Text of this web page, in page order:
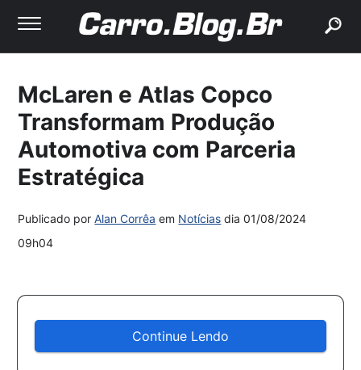
McLaren e Atlas Copco
Transformam Produção
Automotiva com Parceria
Estratégica
Publicado porAlan Corrêa em Notícias dia01/08/2024
09h04
Continue Lendo